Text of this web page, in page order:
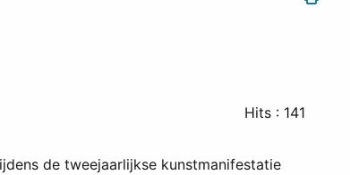
Hits : 141
de tweejaarlijkse kunstmanifestatie